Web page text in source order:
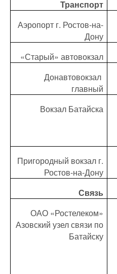
Транспорт
Аэропорт г. Ростов-на-
Дону
«Старый» автовокзал
Донавтовокзал
главный
Вокзал Батайска
Пригородный вокзал г.
Ростов-на-Дону
Связь
ОАО «Ростелеком»
Азовский узел связи по
Батайску